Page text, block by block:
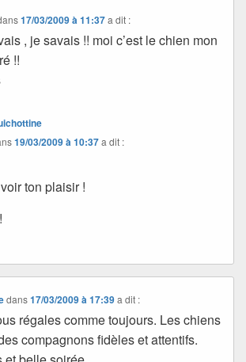
17/03/2009 à 11:37 a dit :
, je savais !! moi c’est le chien mon
!!
19/03/2009 à 10:37a dit :
ton plaisir !
dans17/03/2009 à 17:39 a dit :
régales comme toujours. Les chiens
compagnons fidèles et attentifs.